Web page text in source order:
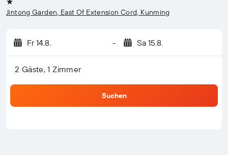
1 Stern
Jintong Garden, East Of Extension Cord, Kunming
Fr 14.8. - Sa 15.8.
2 Gäste, 1 Zimmer
Suchen